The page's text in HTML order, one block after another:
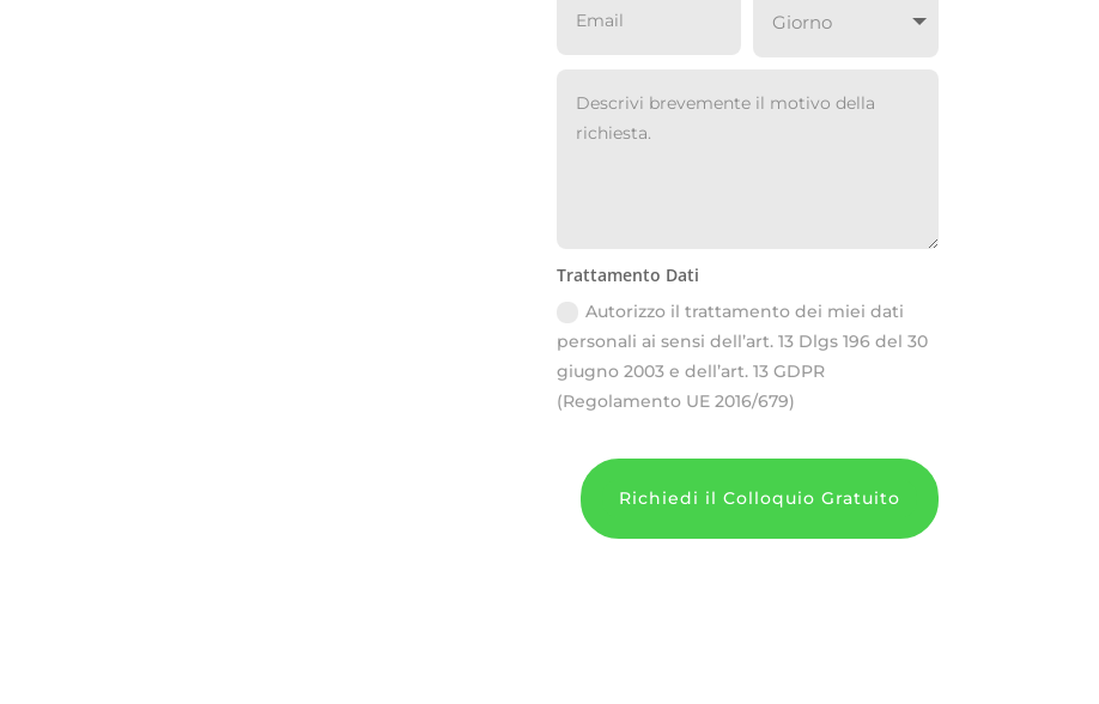
Trattamento Dati
Autorizzo il trattamento dei miei dati
personali ai sensi dell’art. 13 Dlgs 196 del 30
giugno 2003 e dell’art. 13 GDPR
(Regolamento UE 2016/679)
Richiedi il Colloquio Gratuito